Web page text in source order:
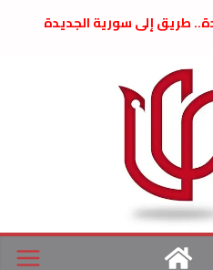
طريق إلى سورية الجديدة
الاتحاد الاشتراكي العربي
اللجنة المركزية نيسان
الإسرائيلية على نظام الملالي
من حزب الشعب الديمقراطي